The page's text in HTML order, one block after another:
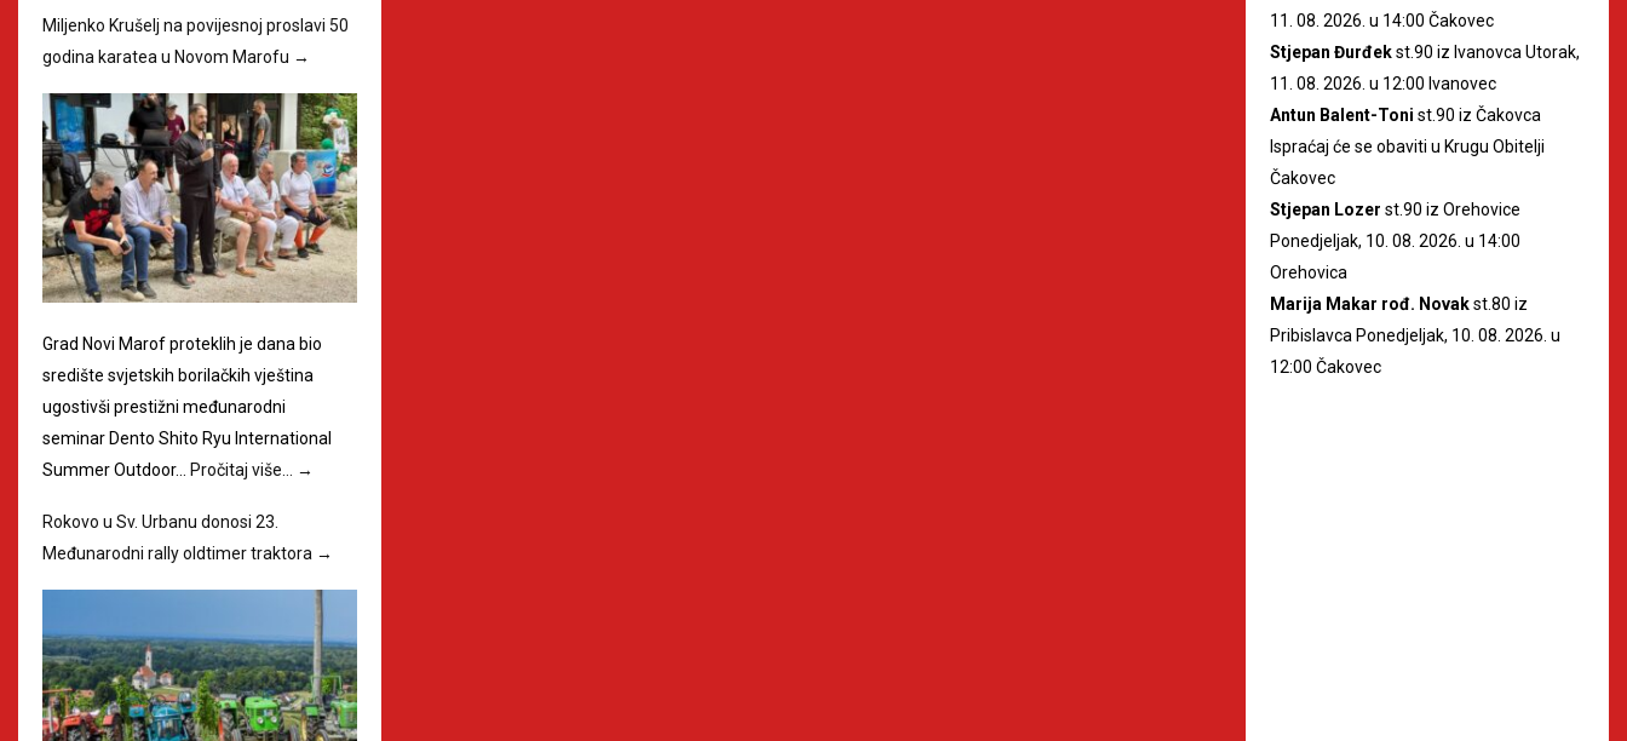
Miljenko Krušelj na povijesnoj proslavi 50
godina karatea u Novom Marofu →
Grad Novi Marof proteklih je dana bio
središte svjetskih borilačkih vještina
ugostivši prestižni međunarodni
seminar Dento Shito Ryu International
Summer Outdoor…
Pročitaj više… →
Rokovo u Sv. Urbanu donosi 23.
Međunarodni rally oldtimer traktora →
11. 08. 2026. u 14:00 Čakovec
Stjepan Đurđekst.90 iz Ivanovca Utorak,
11. 08. 2026. u 12:00 Ivanovec
Antun Balent-Toni st.90 iz Čakovca
Ispraćaj će se obaviti u Krugu Obitelji
Čakovec
Stjepan Lozer st.90 iz Orehovice
Ponedjeljak, 10. 08. 2026. u 14:00
Orehovica
Marija Makar rođ. Novakst.80 iz
Pribislavca Ponedjeljak, 10. 08. 2026. u
12:00 Čakovec